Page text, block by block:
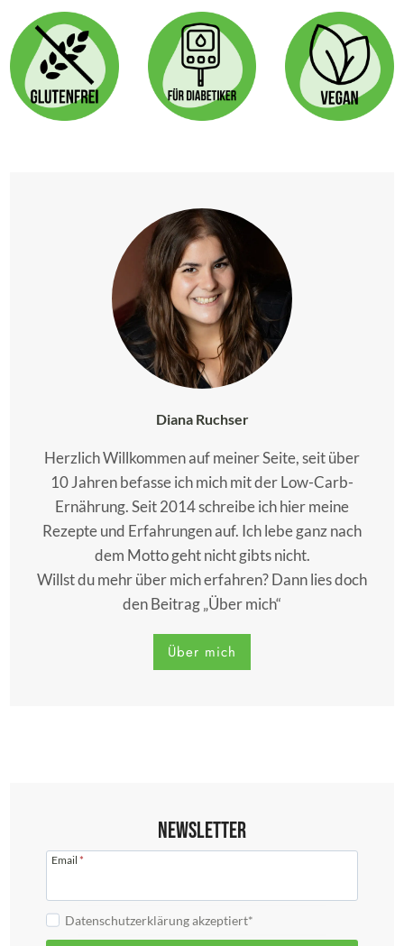
Diana Ruchser
Herzlich Willkommen auf meiner Seite, seit über
10 Jahren befasse ich mich mit der Low-Carb-
Ernährung. Seit 2014 schreibe ich hier meine
Rezepte und Erfahrungen auf. Ich lebe ganz nach
dem Motto geht nicht gibts nicht.
Willst du mehr über mich erfahren? Dann lies doch
den Beitrag „Über mich“
Über mich
Newsletter
Email *
Datenschutzerklärung akzeptiert*